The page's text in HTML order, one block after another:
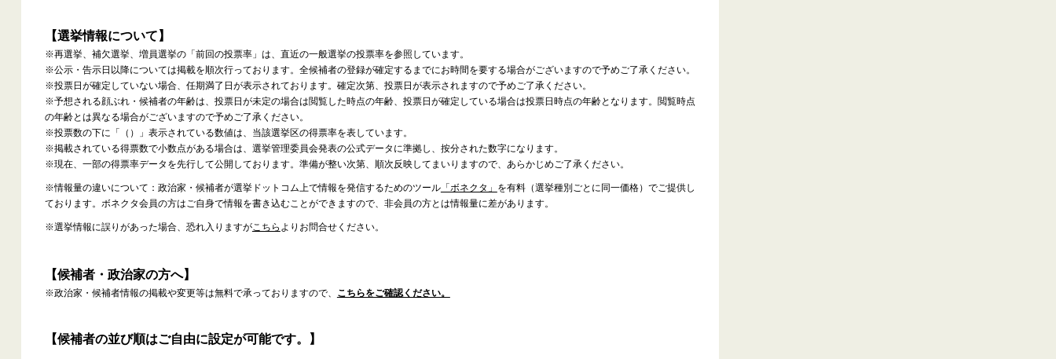
【選挙情報について】
※再選挙、補欠選挙、増員選挙の「前回の投票率」は、直近の一般選挙の投票率を参照しています。
※公示・告示日以降については掲載を順次行っております。全候補者の登録が確定するまでにお時間を要する場合がございますので予めご了承ください。
※投票日が確定していない場合、任期満了日が表示されております。確定次第、投票日が表示されますので予めご了承ください。
※予想される顔ぶれ・候補者の年齢は、投票日が未定の場合は閲覧した時点の年齢、投票日が確定している場合は投票日時点の年齢となります。閲覧時点
の年齢とは異なる場合がございますので予めご了承ください。
※投票数の下に「（）」表示されている数値は、当該選挙区の得票率を表しています。
※掲載されている得票数で小数点がある場合は、選挙管理委員会発表の公式データに準拠し、按分された数字になります。
※現在、一部の得票率データを先行して公開しております。準備が整い次第、順次反映してまいりますので、あらかじめご了承ください。
※情報量の違いについて：政治家・候補者が選挙ドットコム上で情報を発信するためのツール「ボネクタ」 を有料（選挙種別ごとに同一価格）でご提供し
ております。ボネクタ会員の方はご自身で情報を書き込むことができますので、非会員の方とは情報量に差があります。
※選挙情報に誤りがあった場合、恐れ入りますがこちら よりお問合せください。
【候補者・政治家の方へ】
※政治家・候補者情報の掲載や変更等は無料で承っておりますので、 こちらをご確認ください。
【候補者の並び順はご自由に設定が可能です。】